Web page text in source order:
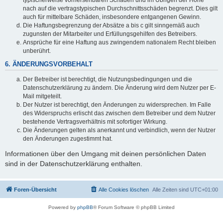
nach auf die vertragstypischen Durchschnittsschäden begrenzt. Dies gilt
auch für mittelbare Schäden, insbesondere entgangenen Gewinn.
Die Haftungsbegrenzung der Absätze a bis c gilt sinngemäß auch
zugunsten der Mitarbeiter und Erfüllungsgehilfen des Betreibers.
Ansprüche für eine Haftung aus zwingendem nationalem Recht bleiben
unberührt.
6. ÄNDERUNGSVORBEHALT
Der Betreiber ist berechtigt, die Nutzungsbedingungen und die
Datenschutzerklärung zu ändern. Die Änderung wird dem Nutzer per E-
Mail mitgeteilt.
Der Nutzer ist berechtigt, den Änderungen zu widersprechen. Im Falle
des Widerspruchs erlischt das zwischen dem Betreiber und dem Nutzer
bestehende Vertragsverhältnis mit sofortiger Wirkung.
Die Änderungen gelten als anerkannt und verbindlich, wenn der Nutzer
den Änderungen zugestimmt hat.
Informationen über den Umgang mit deinen persönlichen Daten
sind in der Datenschutzerklärung enthalten.
Foren-Übersicht Alle Zeiten sind UTC+01:00
Alle Cookies löschen
Powered by phpBB® Forum Software © phpBB Limited